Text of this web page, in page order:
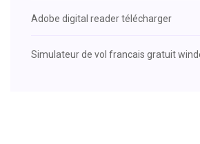
Adobe digital reader télécharger
Simulateur de vol francais gratuit